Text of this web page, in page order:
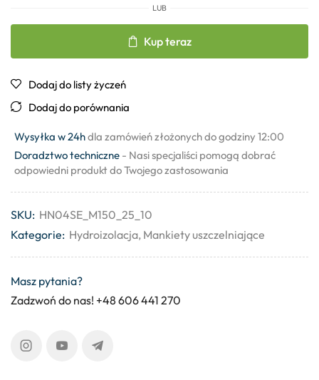
LUB
Kup teraz
Dodaj do listy życzeń
Dodaj do porównania
Wysyłka w 24hdla zamówień złożonych do godziny 12:00
Doradztwo techniczne - Nasi specjaliści pomogą dobrać
odpowiedni produkt do Twojego zastosowania
SKU: HN04SE_M150_25_10
Kategorie: Hydroizolacja, Mankiety uszczelniające
Masz pytania?
Zadzwoń do nas! +48 606 441 270